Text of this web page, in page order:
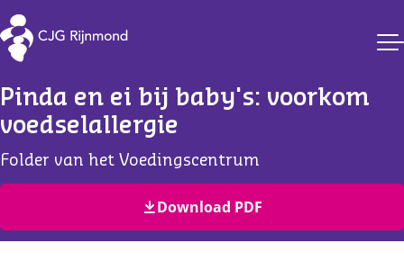
CJG Rijnmond
Pinda en ei bij baby's: voorkom
voedselallergie
Folder van het Voedingscentrum
Download PDF